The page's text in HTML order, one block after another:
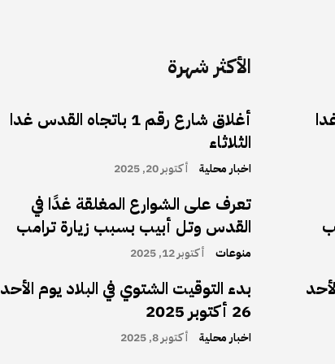
الأكثر شهرة
أغلاق شارع رقم 1 باتجاه القدس غدا
الثلاثاء
اخبار محلية أكتوبر 20, 2025
تعرف على الشوارع المغلقة غدًا في
القدس وتل أبيب بسبب زيارة ترامب
منوعات أكتوبر 12, 2025
بدء التوقيت الشتوي في البلاد يوم الأحد
26 أكتوبر 2025
اخبار محلية أكتوبر 8, 2025
غدا